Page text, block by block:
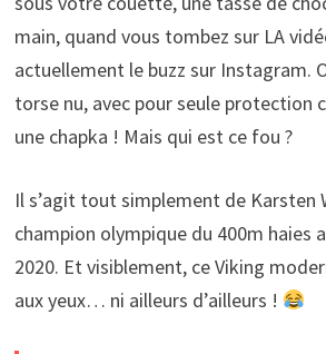
main, quand vous tombez sur LA
actuellement le buzz sur Instagram.
torse nu, avec pour seule
une chapka ! Mais qui est ce fou ?
Il s’agit tout simplement de Karsten
champion olympique du 400m haies
2020. Et visiblement, ce Viking
aux yeux… ni ailleurs d’ailleurs !